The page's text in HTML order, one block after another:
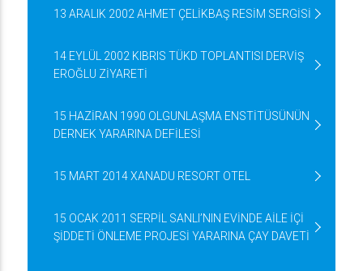
13 ARALIK 2002 AHMET ÇELİKBAŞ RESİM SERGİSİ
14 EYLÜL 2002 KIBRIS TÜKD TOPLANTISI DERVİŞ
EROĞLU ZİYARETİ
15 HAZİRAN 1990 OLGUNLAŞMA ENSTİTÜSÜNÜN
DERNEK YARARINA DEFİLESİ
15 MART 2014 XANADU RESORT OTEL
15 OCAK 2011 SERPİL SANLI’NIN EVİNDE AİLE İÇİ
ŞİDDETİ ÖNLEME PROJESİ YARARINA ÇAY DAVETİ